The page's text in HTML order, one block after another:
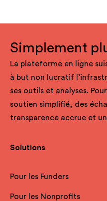
Simplement
La plateforme en ligne
à but non lucratif
ses outils et analyses.
soutien simplifié, des
transparence accrue et
Solutions
Pour les Funders
Pour les Nonprofits